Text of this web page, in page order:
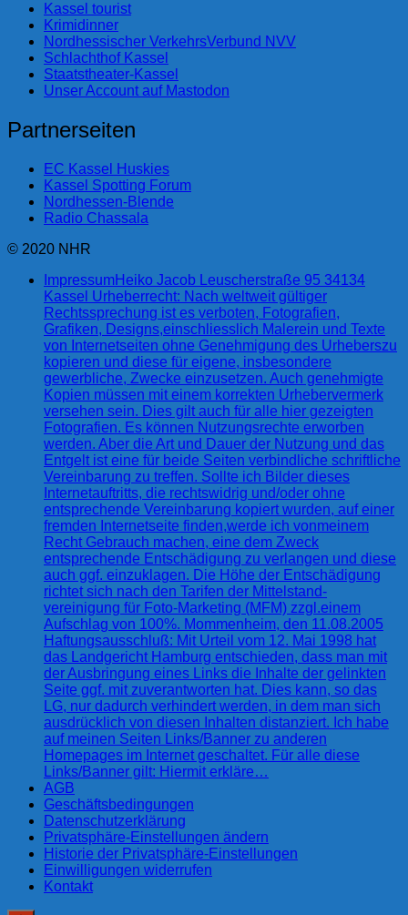
Kassel tourist
Krimidinner
Nordhessischer VerkehrsVerbund NVV
Schlachthof Kassel
Staatstheater-Kassel
Unser Account auf Mastodon
Partnerseiten
EC Kassel Huskies
Kassel Spotting Forum
Nordhessen-Blende
Radio Chassala
© 2020 NHR
ImpressumHeiko Jacob Leuscherstraße 95 34134
Kassel Urheberrecht: Nach weltweit gültiger
Rechtssprechung ist es verboten, Fotografien,
Grafiken, Designs,einschliesslich Malerein und Texte
von Internetseiten ohne Genehmigung des Urheberszu
kopieren und diese für eigene, insbesondere
gewerbliche, Zwecke einzusetzen. Auch genehmigte
Kopien müssen mit einem korrekten Urhebervermerk
versehen sein. Dies gilt auch für alle hier gezeigten
Fotografien. Es können Nutzungsrechte erworben
werden. Aber die Art und Dauer der Nutzung und das
Entgelt ist eine für beide Seiten verbindliche schriftliche
Vereinbarung zu treffen. Sollte ich Bilder dieses
Internetauftritts, die rechtswidrig und/oder ohne
entsprechende Vereinbarung kopiert wurden, auf einer
fremden Internetseite finden,werde ich vonmeinem
Recht Gebrauch machen, eine dem Zweck
entsprechende Entschädigung zu verlangen und diese
auch ggf. einzuklagen. Die Höhe der Entschädigung
richtet sich nach den Tarifen der Mittelstand-
vereinigung für Foto-Marketing (MFM) zzgl.einem
Aufschlag von 100%. Mommenheim, den 11.08.2005
Haftungsausschluß: Mit Urteil vom 12. Mai 1998 hat
das Landgericht Hamburg entschieden, dass man mit
der Ausbringung eines Links die Inhalte der gelinkten
Seite ggf. mit zuverantworten hat. Dies kann, so das
LG, nur dadurch verhindert werden, in dem man sich
ausdrücklich von diesen Inhalten distanziert. Ich habe
auf meinen Seiten Links/Banner zu anderen
Homepages im Internet geschaltet. Für alle diese
Links/Banner gilt: Hiermit erkläre…
AGB
Geschäftsbedingungen
Datenschutzerklärung
Privatsphäre-Einstellungen ändern
Historie der Privatsphäre-Einstellungen
Einwilligungen widerrufen
Kontakt